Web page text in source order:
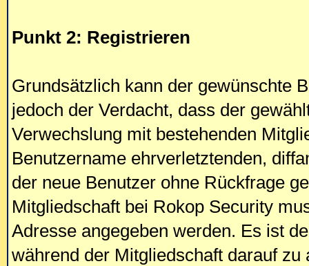
Punkt 2: Registrieren
Grundsätzlich kann der gewünschte
jedoch der Verdacht, dass der
Verwechslung mit bestehenden
Benutzername ehrverletztenden,
der neue Benutzer ohne Rückfrage
Mitgliedschaft bei Rokop Security
Adresse angegeben werden. Es ist
während der Mitgliedschaft darauf